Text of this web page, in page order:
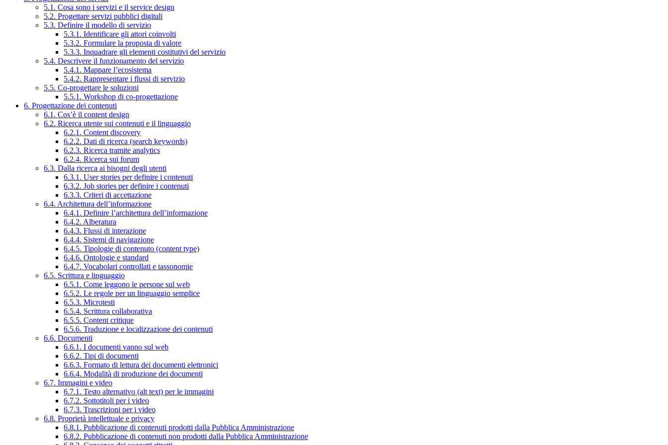
5.1. Cosa sono i servizi e il service design
5.2. Progettare servizi pubblici digitali
5.3. Definire il modello di servizio
5.3.1. Identificare gli attori coinvolti
5.3.2. Formulare la proposta di valore
5.3.3. Inquadrare gli elementi costitutivi del servizio
5.4. Descrivere il funzionamento del servizio
5.4.1. Mappare l’ecosistema
5.4.2. Rappresentare i flussi di servizio
5.5. Co-progettare le soluzioni
5.5.1. Workshop di co-progettazione
6. Progettazione dei contenuti
6.1. Cos’è il content design
6.2. Ricerca utente sui contenuti e il linguaggio
6.2.1. Content discovery
6.2.2. Dati di ricerca (search keywords)
6.2.3. Ricerca tramite analytics
6.2.4. Ricerca sui forum
6.3. Dalla ricerca ai bisogni degli utenti
6.3.1. User stories per definire i contenuti
6.3.2. Job stories per definire i contenuti
6.3.3. Criteri di accettazione
6.4. Architettura dell’informazione
6.4.1. Definire l’architettura dell’informazione
6.4.2. Alberatura
6.4.3. Flussi di interazione
6.4.4. Sistemi di navigazione
6.4.5. Tipologie di contenuto (content type)
6.4.6. Ontologie e standard
6.4.7. Vocabolari controllati e tassonomie
6.5. Scrittura e linguaggio
6.5.1. Come leggono le persone sul web
6.5.2. Le regole per un linguaggio semplice
6.5.3. Microtesti
6.5.4. Scrittura collaborativa
6.5.5. Content critique
6.5.6. Traduzione e localizzazione dei contenuti
6.6. Documenti
6.6.1. I documenti vanno sul web
6.6.2. Tipi di documenti
6.6.3. Formato di lettura dei documenti elettronici
6.6.4. Modalità di produzione dei documenti
6.7. Immagini e video
6.7.1. Testo alternativo (alt text) per le immagini
6.7.2. Sottotitoli per i video
6.7.3. Trascrizioni per i video
6.8. Proprietà intellettuale e privacy
6.8.1. Pubblicazione di contenuti prodotti dalla Pubblica Amministrazione
6.8.2. Pubblicazione di contenuti non prodotti dalla Pubblica Amministrazione